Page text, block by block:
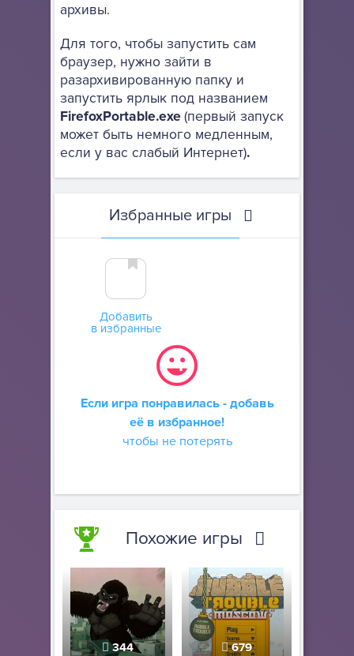
архивы.
Для того, чтобы запустить сам
браузер, нужно зайти в
разархивированную папку и
запустить ярлык под названием
FirefoxPortable.exe(первый запуск
может быть немного медленным,
если у вас слабый Интернет).
Избранные игры
Добавить
в избранные
Если игра понравилась - добавь
её в избранное!
чтобы не потерять
Похожие игры
344 679